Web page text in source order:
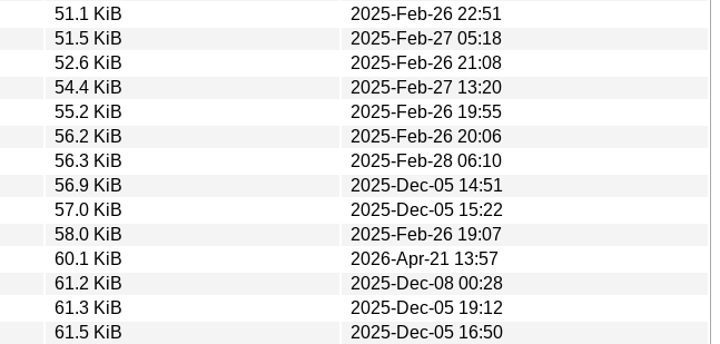
51.1 KiB
2025-Feb-26 22:51
51.5 KiB
2025-Feb-27 05:18
52.6 KiB
2025-Feb-26 21:08
54.4 KiB
2025-Feb-27 13:20
55.2 KiB
2025-Feb-26 19:55
56.2 KiB
2025-Feb-26 20:06
56.3 KiB
2025-Feb-28 06:10
56.9 KiB
2025-Dec-05 14:51
57.0 KiB
2025-Dec-05 15:22
58.0 KiB
2025-Feb-26 19:07
60.1 KiB
2026-Apr-21 13:57
61.2 KiB
2025-Dec-08 00:28
61.3 KiB
2025-Dec-05 19:12
61.5 KiB 2025-Dec-05 16:50